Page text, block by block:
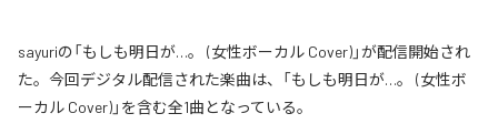
sayuriの「もしも明日が…。 (女性ボーカル Cover)」が配信開始され
た。今回デジタル配信された楽曲は、「もしも明日が…。 (女性ボ
ーカル Cover)」を含む全1曲となっている。